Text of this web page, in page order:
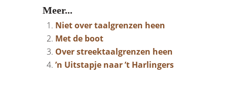
Meer...
Niet over taalgrenzen heen
Met de boot
Over streektaalgrenzen heen
’n Uitstapje naar ’t Harlingers